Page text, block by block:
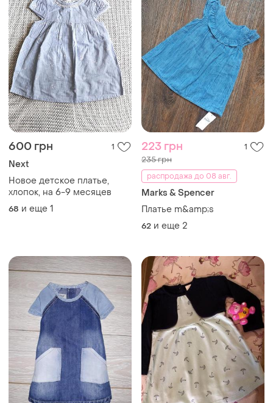
600 грн 1
Next
Новое детское платье,
хлопок, на 6-9 месяцев
68 и еще 1
223 грн 1
235 грн
распродажа до 08 авг.
Marks & Spencer
Платье m&amp;s
62 и еще 2